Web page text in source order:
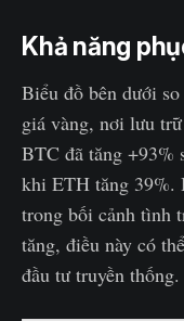
Khả năng
Biểu đồ bên dưới
giá vàng, nơi lưu
BTC đã tăng +93%
khi ETH tăng 39%.
trong bối cảnh tình
tăng, điều này có
đầu tư truyền thống.